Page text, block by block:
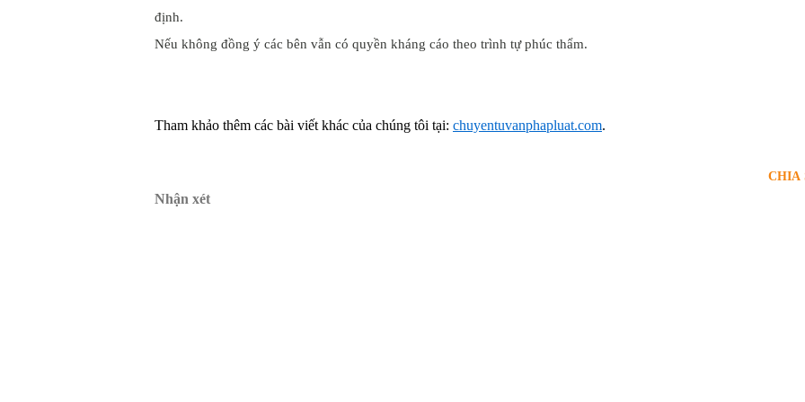
định.
Nếu không đồng ý các bên vẫn có quyền kháng cáo theo trình tự phúc thẩm.
Tham khảo thêm các bài viết khác của chúng tôi tại: chuyentuvanphapluat.com.
CHIA
Nhận xét